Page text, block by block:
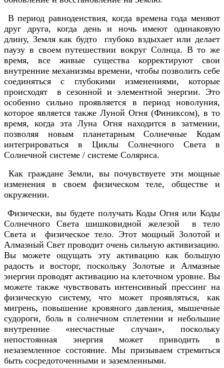
В период равноденствия, когда времена года меняют
друг друга, когда день и ночь имеют одинаковую
длину, Земля как будто глубоко вздыхает или делает
паузу в своем путешествии вокруг Солнца. В то же
время, все живые существа корректируют свои
внутренние механизмы времени, чтобы позволить себе
соединяться с глубокими изменениями, которые
происходят в сезонной и элементной энергии. Это
особенно сильно проявляется в период новолуния,
которое является также Луной Огня (Финиксом), в то
время, когда эта Луна Огня находится в затмении,
позволяя новым планетарным Солнечные Кодам
интегрироваться в Циклы Солнечного Света в
Солнечной системе / системе Соляриса.
Как граждане Земли, вы почувствуете эти мощные
изменения в своем физическом теле, обществе и
окружении.
Физически, вы будете получать Коды Огня или Коды
Солнечного Света шишковидной железой в тело
Света и физическое тело. Этот мощный Золотой и
Алмазный Свет проводит очень сильную активизацию.
Вы можете ощущать эту активацию как большую
радость и восторг, поскольку Золотые и Алмазные
энергии проводят активацию на клеточном уровне. Вы
можете также чувствовать интенсивный прессинг на
физическую систему, что может проявляться, как
мигрень, повышение кровяного давления, мышечные
судороги, боль в солнечном сплетении и небольшие
внутренние «несчастные случаи», поскольку
непостоянная энергия может приводить в
незаземленное состояние. Мы призываем стремиться
быть сосредоточенными и заземленными.